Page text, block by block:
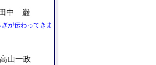
中 巌
が伝わってきま
一政